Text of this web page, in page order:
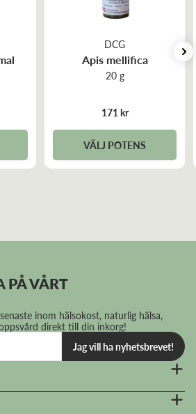
DCG
Apis mellifica
20 g
171 kr
VÄLJ POTENS
PÅ VÅRT
inom hälsokost, naturlig hälsa,
direkt till din inkorg!
Jag vill ha nyhetsbrevet!